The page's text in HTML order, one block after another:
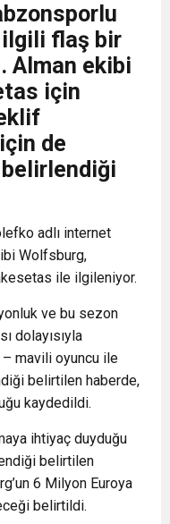
ilgili flaş bir
Alman ekibi
için
de
adlı internet
Wolfsburg,
ile ilgileniyor.
ve bu sezon
dolayısıyla
mavili oyuncu ile
belirtilen haberde,
kaydedildi.
ihtiyaç duyduğu
belirtilen
6 Milyon Euroya
belirtildi.